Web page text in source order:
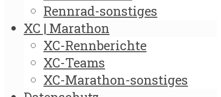
Rennrad-sonstiges
XC | Marathon
XC-Rennberichte
XC-Teams
XC-Marathon-sonstiges